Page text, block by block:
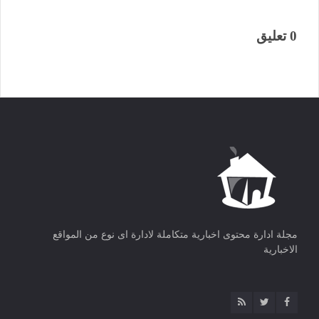
0 تعليق
مجلة ادارة محتوى اخبارية متكاملة لادارة اى نوع من المواقع
الاخبارية